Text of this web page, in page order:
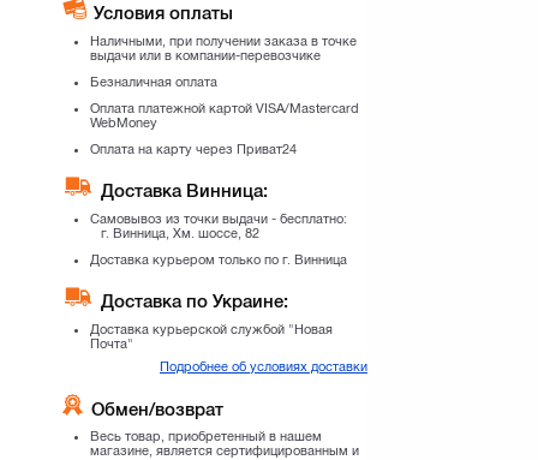
Условия оплаты
Наличными, при получении заказа в точке
выдачи или в компании-перевозчике
Безналичная оплата
Оплата платежной картой VISA/Mastercard
WebMoney
Оплата на карту через Приват24
Доставка Винница:
Самовывоз из точки выдачи - бесплатно:
г. Винница, Хм. шоссе, 82
Доставка курьером только по г. Винница
Доставка по Украине:
Доставка курьерской службой "Новая
Почта"
Подробнее об условиях доставки
Обмен/возврат
Весь товар, приобретенный в нашем
магазине, является сертифицированным и